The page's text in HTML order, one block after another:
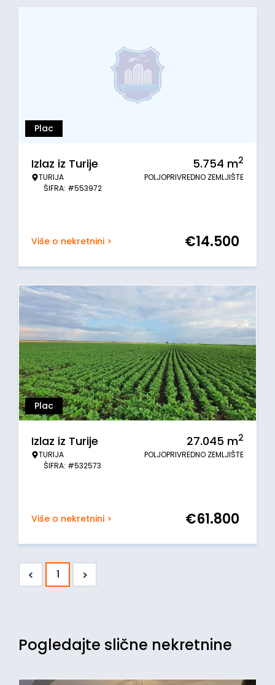
Plac
Izlaz iz Turije
TURIJA
ŠIFRA: #553972
5.754 m2
POLJOPRIVREDNO ZEMLJIŠTE
Više o nekretnini > €14.500
Plac
Izlaz iz Turije
TURIJA
ŠIFRA: #532573
27.045 m2
POLJOPRIVREDNO ZEMLJIŠTE
Više o nekretnini > €61.800
< 1 >
Pogledajte slične nekretnine